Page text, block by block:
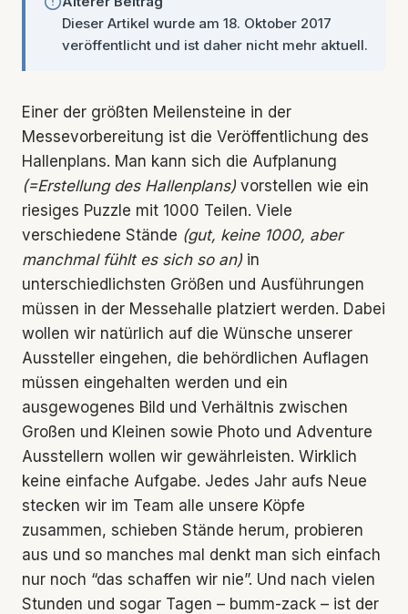
Dieser Artikel wurde am 18. Oktober 2017
veröffentlicht und ist daher nicht mehr aktuell.
Einer der größten Meilensteine in der
Messevorbereitung ist die Veröffentlichung des
Hallenplans. Man kann sich die Aufplanung
(=Erstellung des Hallenplans) vorstellen wie ein
riesiges Puzzle mit 1000 Teilen. Viele
verschiedene Stände (gut, keine 1000, aber
manchmal fühlt es sich so an) in
unterschiedlichsten Größen und Ausführungen
müssen in der Messehalle platziert werden. Dabei
wollen wir natürlich auf die Wünsche unserer
Aussteller eingehen, die behördlichen Auflagen
müssen eingehalten werden und ein
ausgewogenes Bild und Verhältnis zwischen
Großen und Kleinen sowie Photo und Adventure
Ausstellern wollen wir gewährleisten. Wirklich
keine einfache Aufgabe. Jedes Jahr aufs Neue
stecken wir im Team alle unsere Köpfe
zusammen, schieben Stände herum, probieren
aus und so manches mal denkt man sich einfach
nur noch “das schaffen wir nie”. Und nach vielen
Stunden und sogar Tagen – bumm-zack – ist der